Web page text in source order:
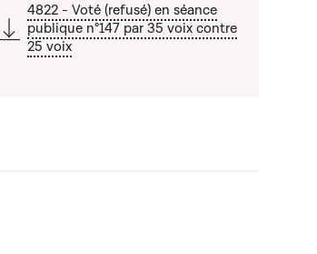
4822 - Voté (refusé) en séance
publique n°147 par 35 voix contre
25 voix